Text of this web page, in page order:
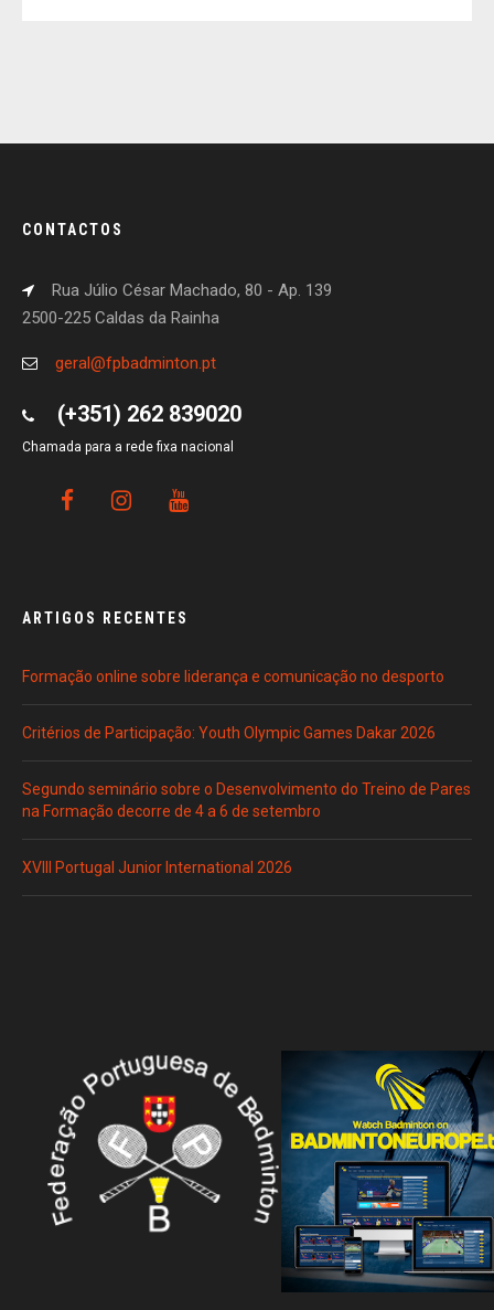
CONTACTOS
Rua Júlio César Machado, 80 - Ap. 139
2500-225 Caldas da Rainha
geral@fpbadminton.pt
(+351) 262 839020
Chamada para a rede fixa nacional
ARTIGOS RECENTES
Formação online sobre liderança e comunicação no desporto
Critérios de Participação: Youth Olympic Games Dakar 2026
Segundo seminário sobre o Desenvolvimento do Treino de Pares
na Formação decorre de 4 a 6 de setembro
XVIII Portugal Junior International 2026